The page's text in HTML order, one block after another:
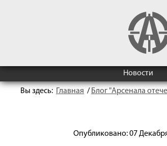
Новости
Вы здесь: Главная / Блог "Арсенала
Опубликовано: 07